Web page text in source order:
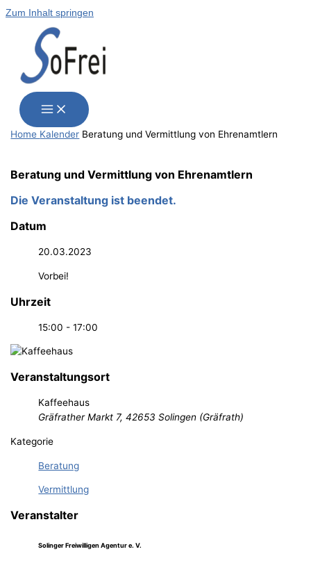
Zum Inhalt springen
Home Kalender Bera­tung und Ver­mitt­lung von Ehrenamtlern
Bera­tung und Ver­mitt­lung von Ehrenamtlern
Die Veranstaltung ist beendet.
Datum
20.03.2023
Vorbei!
Uhrzeit
15:00 - 17:00
Veranstaltungsort
Kaffeehaus
Gräfrather Markt 7, 42653 Solingen (Gräfrath)
Kategorie
Beratung
Vermittlung
Veranstalter
Solinger Freiwilligen Agentur e. V.